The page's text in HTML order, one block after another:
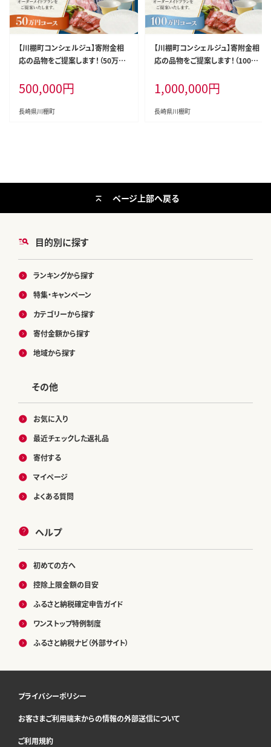
【川棚町コンシェルジュ】寄附金相
応の品物をご提案します！（50万コ
500,000円
長崎県川棚町
【川棚町コンシェルジュ】寄附金相
応の品物をご提案します！（100万
1,000,000円
長崎県川棚町
目的別に探す
ランキングから探す
特集・キャンペーン
カテゴリーから探す
寄付金額から探す
地域から探す
その他
お気に入り
最近チェックした返礼品
寄付する
マイページ
よくある質問
ヘルプ
初めての方へ
控除上限金額の目安
ふるさと納税確定申告ガイド
ワンストップ特例制度
ふるさと納税ナビ（外部サイト）
ページ上部へ戻る
プライバシーポリシー
お客さまご利用端末からの情報の外部送信について
ご利用規約